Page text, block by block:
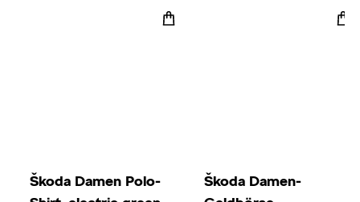
Škoda Damen Polo-
Škoda Damen-